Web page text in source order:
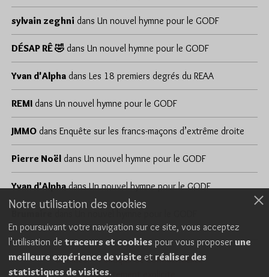
sylvain zeghni dans Un nouvel hymne pour le GODF
DÉSAP RÊ 🤣 dans Un nouvel hymne pour le GODF
Yvan d'Alpha dans Les 18 premiers degrés du REAA
REMI dans Un nouvel hymne pour le GODF
JMMO dans Enquête sur les francs-maçons d’extrême droite
Pierre Noël dans Un nouvel hymne pour le GODF
Yvan d'AlphadansUn nouvel hymne pour le GODF
Cookies
Politique de confidentialité
Consentement explicite
Notre utilisation des cookies
En poursuivant votre navigation sur ce site, vous acceptez
l’utilisation de traceurs et cookies pour vous proposer une
meilleure expérience de visite et réaliser des
statistiques de visites.